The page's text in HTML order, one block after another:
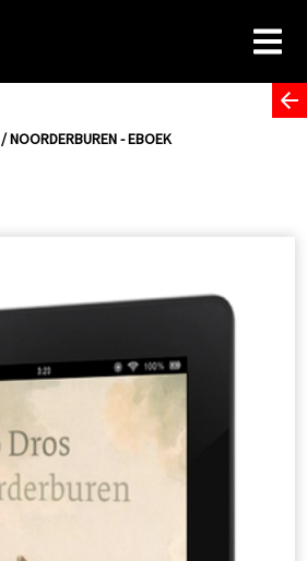
/ NOORDERBUREN - EBOEK